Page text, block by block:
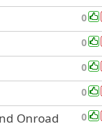
0
0
0
0
0
Onroad